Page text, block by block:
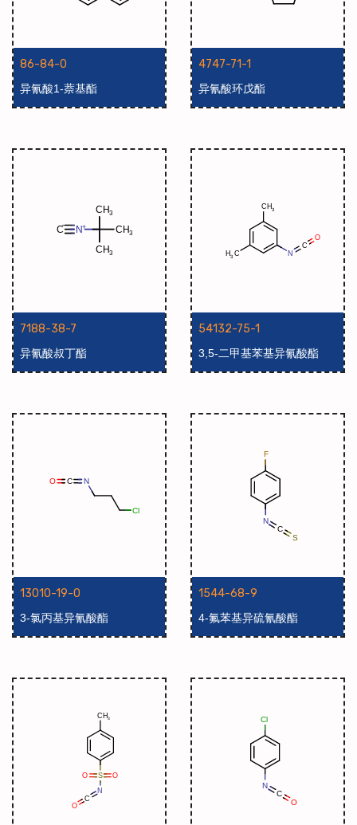
86-84-0
异氰酸1-萘基酯
4747-71-1
异氰酸环戊酯
7188-38-7
异氰酸叔丁酯
54132-75-1
3,5-二甲基苯基异氰酸酯
13010-19-0
3-氯丙基异氰酸酯
1544-68-9
4-氟苯基异硫氰酸酯